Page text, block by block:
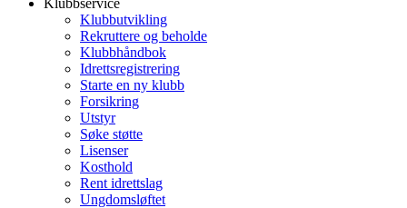
Klubbutvikling
Rekruttere og beholde
Klubbhåndbok
Idrettsregistrering
Starte en ny klubb
Forsikring
Utstyr
Søke støtte
Lisenser
Kosthold
Rent idrettslag
Ungdomsløftet